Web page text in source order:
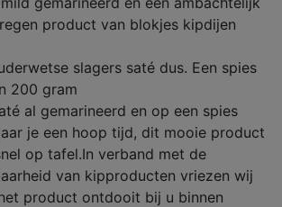
product van blokjes kipdijen
slagers saté dus. Een spies
200 gram
al gemarineerd en op een spies
je een hoop tijd, dit mooie product
op tafel.In verband met de
van kipproducten vriezen wij
product ontdooit bij u binnen